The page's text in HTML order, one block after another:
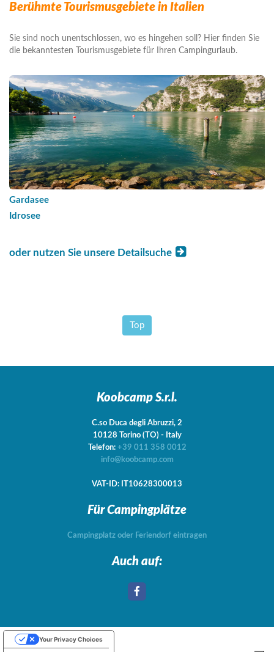
Berühmte Tourismusgebiete in Italien
Sie sind noch unentschlossen, wo es hingehen soll? Hier finden Sie
die bekanntesten Tourismusgebiete für Ihren Campingurlaub.
Gardasee
Idrosee
oder nutzen Sie unsere Detailsuche
Top
Koobcamp S.r.l.
C.so Duca degli Abruzzi, 2
10128 Torino (TO) - Italy
Telefon: +39 011 358 0012
info@koobcamp.com
VAT-ID: IT10628300013
Für Campingplätze
Campingplatz oder Feriendorf eintragen
Auch auf:
Your Privacy Choices